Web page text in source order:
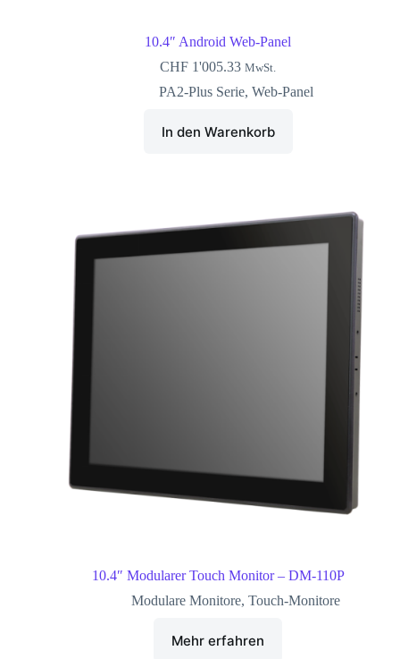
10.4″ Android Web-Panel
CHF 1'005.33 MwSt.
PA2-Plus Serie, Web-Panel
In den Warenkorb
10.4″ Modularer Touch Monitor – DM-110P
Modulare Monitore, Touch-Monitore
Mehr erfahren